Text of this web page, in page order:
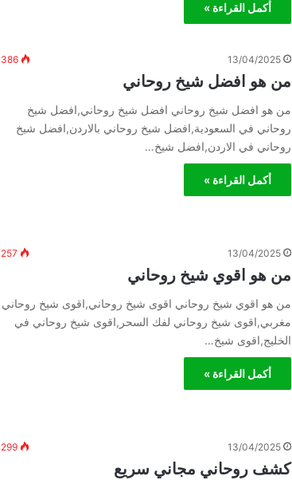
أكمل القراءة »
13/04/2025
386
من هو افضل شيخ روحاني
من هو افضل شيخ روحاني افضل شيخ روحاني,افضل شيخ
روحاني في السعودية,افضل شيخ روحاني بالاردن,افضل شيخ
روحاني في الاردن,افضل شيخ…
أكمل القراءة »
13/04/2025
257
من هو اقوي شيخ روحاني
من هو اقوي شيخ روحاني اقوى شيخ روحاني,اقوى شيخ روحاني
مغربي,اقوى شيخ روحاني لفك السحر,اقوى شيخ روحاني في
الخليج,اقوى شيخ…
أكمل القراءة »
13/04/2025
299
كشف روحاني مجاني سريع